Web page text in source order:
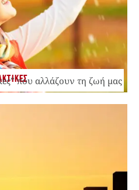
που αλλάζουν τη ζωή μας